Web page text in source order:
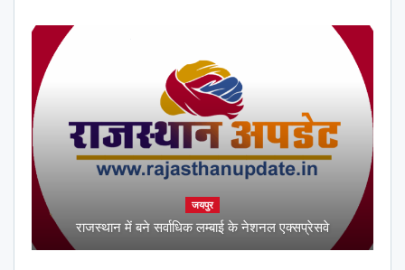
जयपुर
राजस्थान में बने सर्वाधिक लम्बाई के नेशनल एक्सप्रेसवे